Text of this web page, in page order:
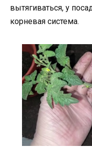
вытягиваться, у
корневая система.